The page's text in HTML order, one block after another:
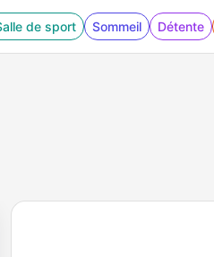
de sport Sommeil Détente